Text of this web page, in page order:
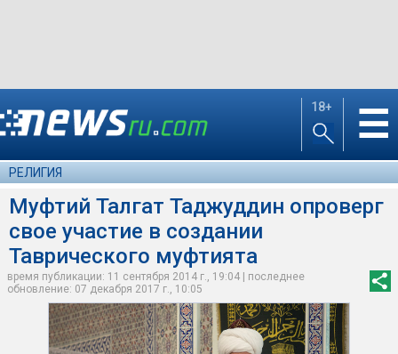
18+ ☰
РЕЛИГИЯ
Муфтий Талгат Таджуддин опроверг
свое участие в создании
Таврического муфтията
время публикации: 11 сентября 2014 г., 19:04 | последнее
обновление: 07 декабря 2017 г., 10:05